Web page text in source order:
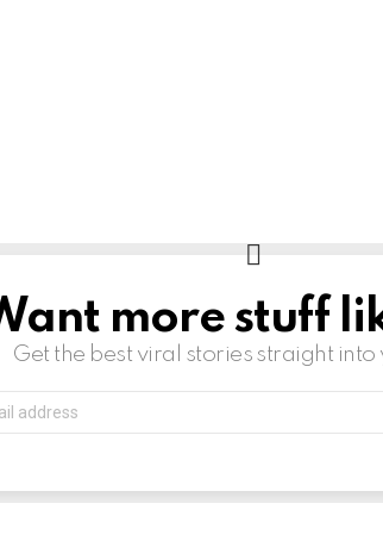
more stuff
Get the best viral stories straight into